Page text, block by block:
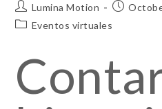
Lumina Motion
Eventos virtuales